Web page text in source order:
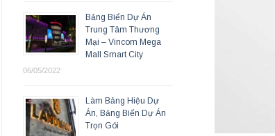
Bảng Biển Dự Án
Trung Tâm Thương
Mại – Vincom Mega
Mall Smart City
06/05/2022
Làm Bảng Hiệu Dự
Án, Bảng Biển Dự Án
Trọn Gói